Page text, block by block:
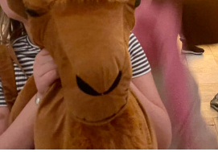
Your visit